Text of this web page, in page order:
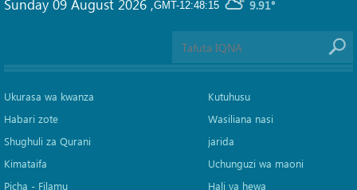
GMT-12:48:15 9.91°
Sunday 09 August 2026 ,
Ukurasa wa kwanza
Habari zote
Shughuli za Qurani
Kimataifa
Picha‎ - Filamu‎
Kutuhusu
Wasiliana nasi
jarida
Uchunguzi wa maoni
Hali ya hewa